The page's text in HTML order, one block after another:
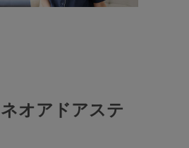
オアドアステ